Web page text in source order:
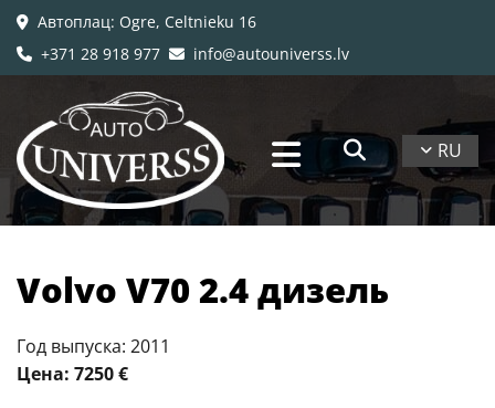
 Автоплац: Ogre, Celtnieku 16
 +371 28 918 977  info@autouniverss.lv
RU
Volvo V70 2.4 дизель
Год выпуска: 2011
Цена: 7250 €